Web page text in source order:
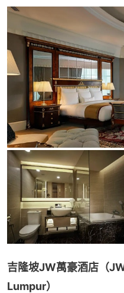
吉隆坡JW萬豪酒店（
Lumpur）